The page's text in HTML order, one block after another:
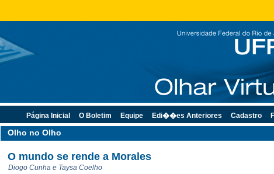
Olho no Olho
O mundo se rende a Morales
Diogo Cunha e Taysa Coelho
Página Inicial O Boletim Equipe Edi��es Anteriores Cadastro